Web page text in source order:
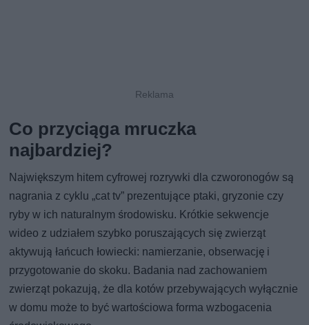
Co przyciąga mruczka
najbardziej?
Największym hitem cyfrowej rozrywki dla czworonogów są
nagrania z cyklu „cat tv” prezentujące ptaki, gryzonie czy
ryby w ich naturalnym środowisku. Krótkie sekwencje
wideo z udziałem szybko poruszających się zwierząt
aktywują łańcuch łowiecki: namierzanie, obserwację i
przygotowanie do skoku. Badania nad zachowaniem
zwierząt pokazują, że dla kotów przebywających wyłącznie
w domu może to być wartościowa forma wzbogacenia